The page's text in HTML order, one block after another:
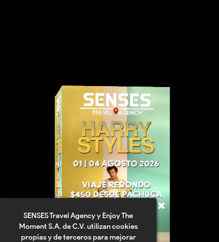
SENSES Travel Agency y Enjoy The
Moment S.A. de C.V. utilizan cookies
propias y de terceros para mejorar